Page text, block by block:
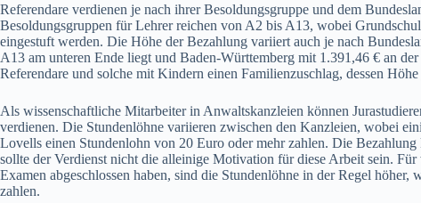
Referendare verdienen je nach ihrer Besoldungsgruppe und dem
Besoldungsgruppen für Lehrer reichen von A2 bis A13, wobei
eingestuft werden. Die Höhe der Bezahlung variiert auch je nach
A13 am unteren Ende liegt und Baden-Württemberg mit 1.391,46 € an
Referendare und solche mit Kindern einen Familienzuschlag, dessen
Als wissenschaftliche Mitarbeiter in Anwaltskanzleien können
verdienen. Die Stundenlöhne variieren zwischen den Kanzleien, wobei
Lovells einen Stundenlohn von 20 Euro oder mehr zahlen. Die
sollte der Verdienst nicht die alleinige Motivation für diese Arbeit sein. Für
Examen abgeschlossen haben, sind die Stundenlöhne in der Regel
zahlen.